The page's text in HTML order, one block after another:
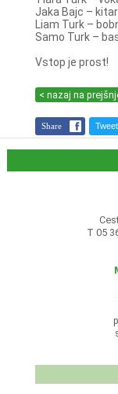
Jaka Bajc –
Liam Turk –
Samo Turk –
Vstop je prost!
< nazaj na
Share Tweet
T 05